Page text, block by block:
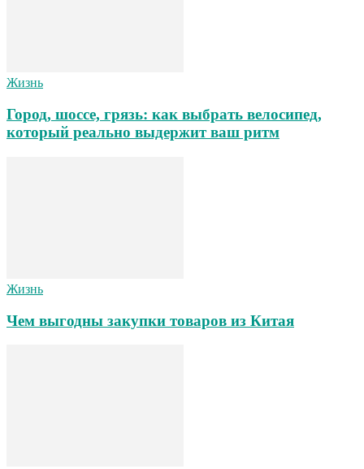
Жизнь
Город, шоссе, грязь: как выбрать велосипед,
который реально выдержит ваш ритм
Жизнь
Чем выгодны закупки товаров из Китая